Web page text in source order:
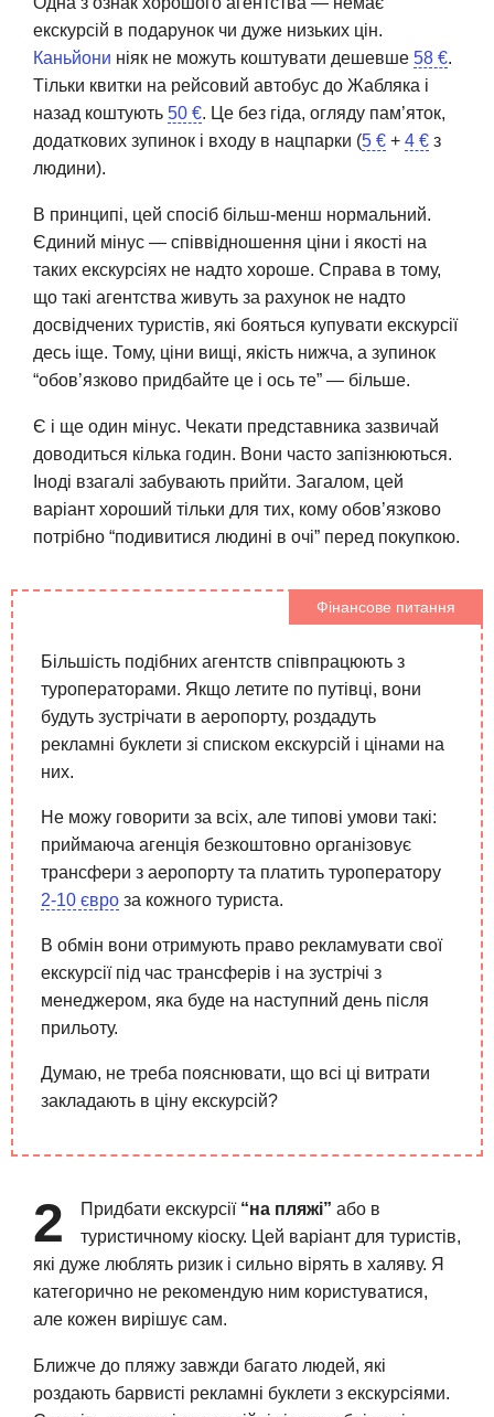
екскурсій в подарунок чи дуже низьких цін.
Каньйони ніяк не можуть коштувати дешевше 58 €.
Тільки квитки на рейсовий автобус до Жабляка і
назад коштують 50 €. Це без гіда, огляду пам’яток,
додаткових зупинок і входу в нацпарки (5 € + 4 € з
людини).
В принципі, цей спосіб більш-менш нормальний.
Єдиний мінус — співвідношення ціни і якості на
таких екскурсіях не надто хороше. Справа в тому,
що такі агентства живуть за рахунок не надто
досвідчених туристів, які бояться купувати екскурсії
десь іще. Тому, ціни вищі, якість нижча, а зупинок
“обов’язково придбайте це і ось те” — більше.
Є і ще один мінус. Чекати представника зазвичай
доводиться кілька годин. Вони часто запізнюються.
Іноді взагалі забувають прийти. Загалом, цей
варіант хороший тільки для тих, кому обов’язково
потрібно “подивитися людині в очі” перед покупкою.
Фінансове питання
Більшість подібних агентств співпрацюють з
туроператорами. Якщо летите по путівці, вони
будуть зустрічати в аеропорту, роздадуть
рекламні буклети зі списком екскурсій і цінами на
них.
Не можу говорити за всіх, але типові умови такі:
приймаюча агенція безкоштовно організовує
трансфери з аеропорту та платить туроператору
2-10 євро за кожного туриста.
В обмін вони отримують право рекламувати свої
екскурсії під час трансферів і на зустрічі з
менеджером, яка буде на наступний день після
прильоту.
Думаю, не треба пояснювати, що всі ці витрати
закладають в ціну екскурсій?
2 Придбати екскурсії “на пляжі” або в
туристичному кіоску. Цей варіант для туристів,
які дуже люблять ризик і сильно вірять в халяву. Я
категорично не рекомендую ним користуватися,
але кожен вирішує сам.
Ближче до пляжу завжди багато людей, які
роздають барвисті рекламні буклети з екскурсіями.